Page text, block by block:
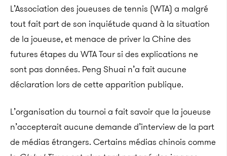
L’Association des joueuses de tennis (WTA) a malgré
tout fait part de son inquiétude quand à la situation
de la joueuse, et menace de priver la Chine des
futures étapes du WTA Tour si des explications ne
sont pas données. Peng Shuai n’a fait aucune
déclaration lors de cette apparition publique.
L’organisation du tournoi a fait savoir que la joueuse
n’accepterait aucune demande d’interview de la part
de médias étrangers. Certains médias chinois comme